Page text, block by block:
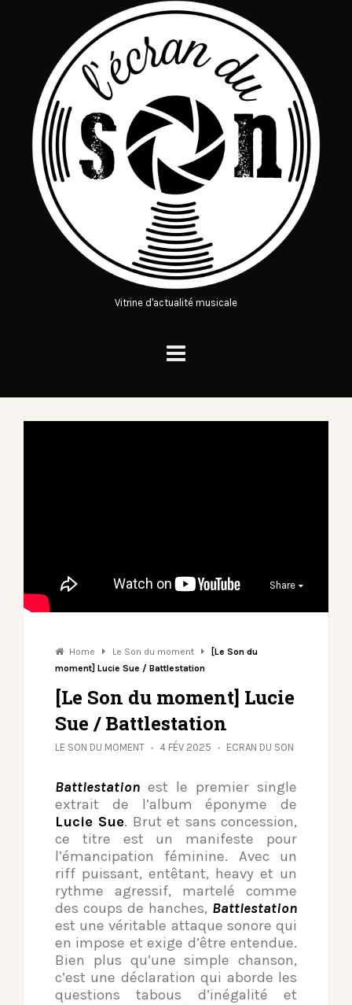
Vitrine d'actualité musicale
Share
Home Le Son du moment
[Le Son du
moment] Lucie Sue / Battlestation
[Le Son du moment] Lucie
Sue / Battlestation
LE SON DU MOMENT 4 FÉV 2025 ECRAN DU SON
Battlestation est le premier single
extrait de l’album éponyme de
Lucie Sue. Brut et sans concession,
ce titre est un manifeste pour
l’émancipation féminine. Avec un
riff puissant, entêtant, heavy et un
rythme agressif, martelé comme
des coups de hanches, Battlestation
est une véritable attaque sonore qui
en impose et exige d’être entendue.
Bien plus qu’une simple chanson,
c’est une déclaration qui aborde les
questions tabous d’inégalité et